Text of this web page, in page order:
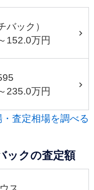
バック）
152.0万円
235.0万円
査定相場を調べる
ックの査定額